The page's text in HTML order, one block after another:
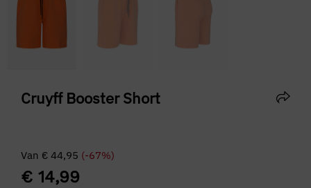
Cruyff Booster Short
Van € 44,95 (-67%)
€ 14,99